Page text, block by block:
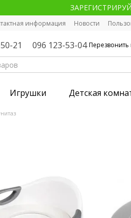
информация Новости
21 096 123-53-04 Перезвонить
Игрушки Детская